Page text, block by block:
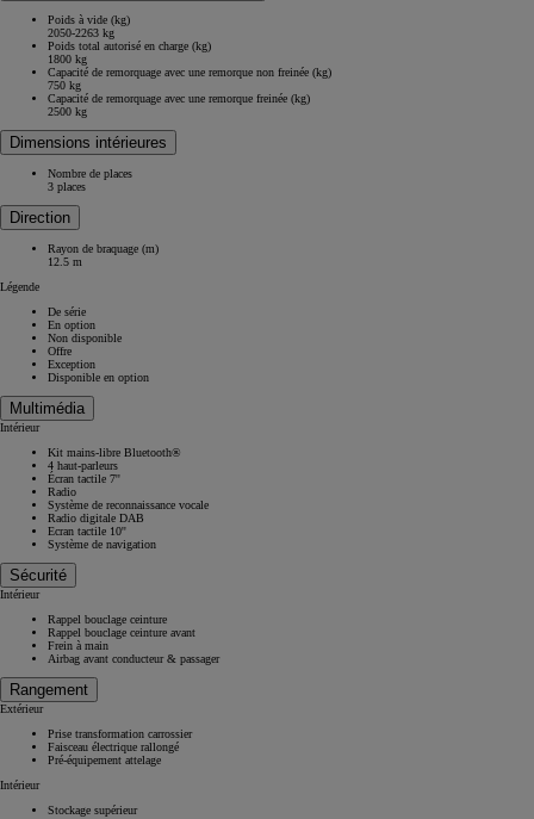
Poids à vide (kg)
2050-2263 kg
Poids total autorisé en charge (kg)
1800 kg
Capacité de remorquage avec une remorque non freinée (kg)
750 kg
Capacité de remorquage avec une remorque freinée (kg)
2500 kg
Dimensions intérieures
Nombre de places
3 places
Direction
Rayon de braquage (m)
12.5 m
Légende
De série
En option
Non disponible
Offre
Exception
Disponible en option
Multimédia
Intérieur
Kit mains-libre Bluetooth®
4 haut-parleurs
Écran tactile 7''
Radio
Système de reconnaissance vocale
Radio digitale DAB
Ecran tactile 10''
Système de navigation
Sécurité
Intérieur
Rappel bouclage ceinture
Rappel bouclage ceinture avant
Frein à main
Airbag avant conducteur & passager
Rangement
Extérieur
Prise transformation carrossier
Faisceau électrique rallongé
Pré-équipement attelage
Intérieur
Stockage supérieur